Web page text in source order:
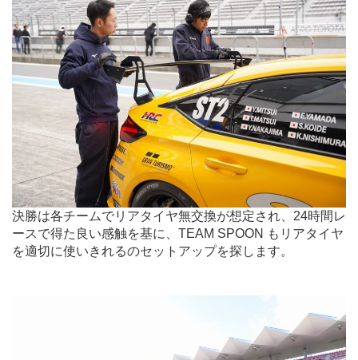
決勝は各チームでリアタイヤ無交換が想定され、24時間レ
ースで得た良い感触を基に、TEAM SPOON もリアタイヤ
を適切に使いきれるのセットアップを探します。